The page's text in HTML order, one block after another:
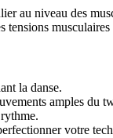
au niveau des
la danse.
amples du
votre